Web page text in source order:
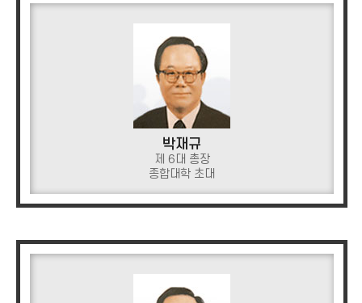
박재규
제 6대 총장
종합대학 초대